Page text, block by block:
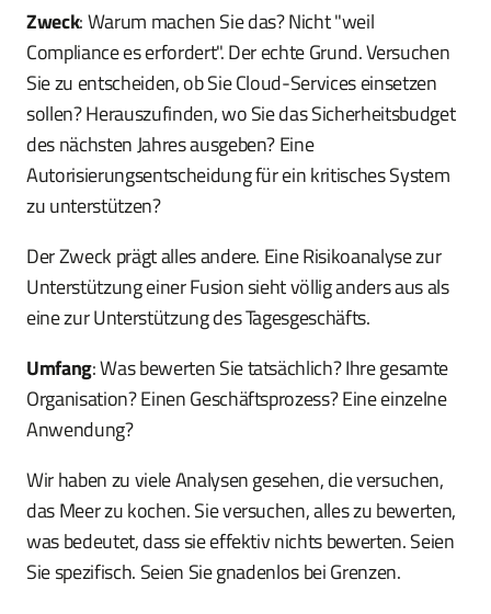
Zweck: Warum machen Sie das? Nicht "weil
Compliance es erfordert". Der echte Grund. Versuchen
Sie zu entscheiden, ob Sie Cloud-Services einsetzen
sollen? Herauszufinden, wo Sie das Sicherheitsbudget
des nächsten Jahres ausgeben? Eine
Autorisierungsentscheidung für ein kritisches System
zu unterstützen?
Der Zweck prägt alles andere. Eine Risikoanalyse zur
Unterstützung einer Fusion sieht völlig anders aus als
eine zur Unterstützung des Tagesgeschäfts.
Umfang: Was bewerten Sie tatsächlich? Ihre gesamte
Organisation? Einen Geschäftsprozess? Eine einzelne
Anwendung?
Wir haben zu viele Analysen gesehen, die versuchen,
das Meer zu kochen. Sie versuchen, alles zu bewerten,
was bedeutet, dass sie effektiv nichts bewerten. Seien
Sie spezifisch. Seien Sie gnadenlos bei Grenzen.